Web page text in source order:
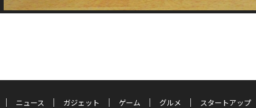
ニュース ガジェット ゲーム グルメ スタートアップ